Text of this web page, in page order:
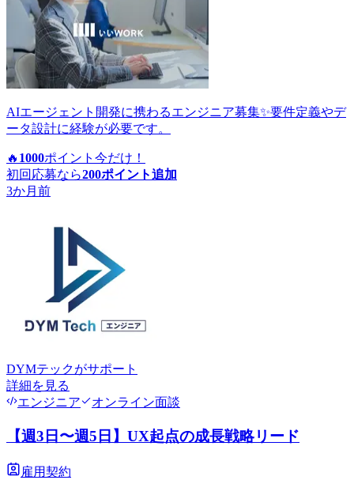
AIエージェント開発に携わるエンジニア募集✨要件定義やデ
ータ設計に経験が必要です。
🔥 1000ポイント 今だけ！
初回応募なら200ポイント追加
3か月前
DYMテックがサポート
詳細を見る
エンジニア
オンライン面談
【週3日〜週5日】UX起点の成長戦略リード
雇用契約